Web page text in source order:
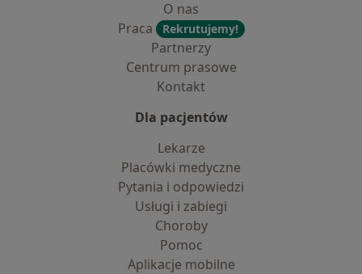
O nas
Praca
Rekrutujemy!
Partnerzy
Centrum prasowe
Kontakt
Dla pacjentów
Lekarze
Placówki medyczne
Pytania i odpowiedzi
Usługi i zabiegi
Choroby
Pomoc
Aplikacje mobilne